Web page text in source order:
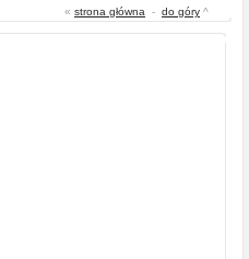
« strona główna - do góry ^